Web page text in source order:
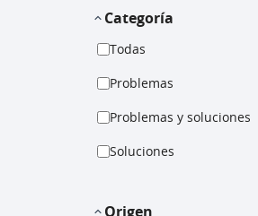
Categoría
Todas
Problemas
Problemas y soluciones
Soluciones
Origen